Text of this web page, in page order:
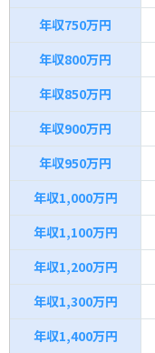
年収750万円
年収800万円
年収850万円
年収900万円
年収950万円
年収1,000万円
年収1,100万円
年収1,200万円
年収1,300万円
年収1,400万円